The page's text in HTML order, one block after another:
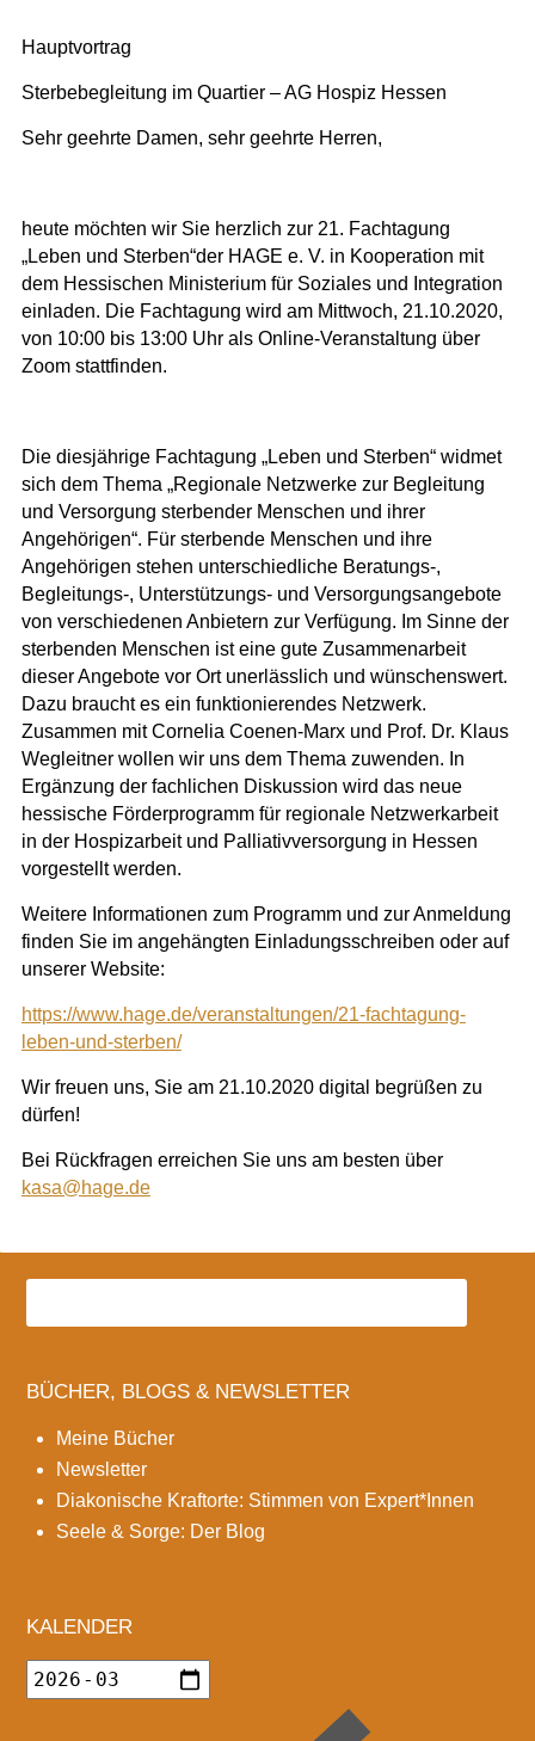
Hauptvortrag
Sterbebegleitung im Quartier – AG Hospiz Hessen
Sehr geehrte Damen, sehr geehrte Herren,
heute möchten wir Sie herzlich zur 21. Fachtagung
„Leben und Sterben“der HAGE e. V. in Kooperation mit
dem Hessischen Ministerium für Soziales und Integration
einladen. Die Fachtagung wird am Mittwoch, 21.10.2020,
von 10:00 bis 13:00 Uhr als Online-Veranstaltung über
Zoom stattfinden.
Die diesjährige Fachtagung „Leben und Sterben“ widmet
sich dem Thema „Regionale Netzwerke zur Begleitung
und Versorgung sterbender Menschen und ihrer
Angehörigen“. Für sterbende Menschen und ihre
Angehörigen stehen unterschiedliche Beratungs-,
Begleitungs-, Unterstützungs- und Versorgungsangebote
von verschiedenen Anbietern zur Verfügung. Im Sinne der
sterbenden Menschen ist eine gute Zusammenarbeit
dieser Angebote vor Ort unerlässlich und wünschenswert.
Dazu braucht es ein funktionierendes Netzwerk.
Zusammen mit Cornelia Coenen-Marx und Prof. Dr. Klaus
Wegleitner wollen wir uns dem Thema zuwenden. In
Ergänzung der fachlichen Diskussion wird das neue
hessische Förderprogramm für regionale Netzwerkarbeit
in der Hospizarbeit und Palliativversorgung in Hessen
vorgestellt werden.
Weitere Informationen zum Programm und zur Anmeldung
finden Sie im angehängten Einladungsschreiben oder auf
unserer Website:
https://www.hage.de/veranstaltungen/21-fachtagung-
leben-und-sterben/
Wir freuen uns, Sie am 21.10.2020 digital begrüßen zu
dürfen!
Bei Rückfragen erreichen Sie uns am besten über
kasa@hage.de
BÜCHER, BLOGS & NEWSLETTER
Meine Bücher
Newsletter
Diakonische Kraftorte: Stimmen von Expert*Innen
Seele & Sorge: Der Blog
KALENDER